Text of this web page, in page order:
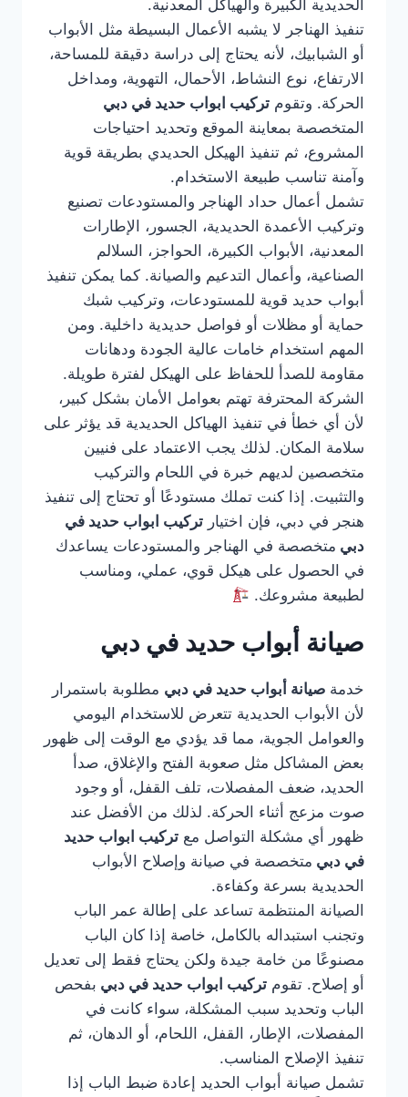
الحديدية الكبيرة والهياكل المعدنية.
تنفيذ الهناجر لا يشبه الأعمال البسيطة مثل الأبواب
أو الشبابيك، لأنه يحتاج إلى دراسة دقيقة للمساحة،
الارتفاع، نوع النشاط، الأحمال، التهوية، ومداخل
الحركة. وتقوم تركيب ابواب حديد في دبي
المتخصصة بمعاينة الموقع وتحديد احتياجات
المشروع، ثم تنفيذ الهيكل الحديدي بطريقة قوية
وآمنة تناسب طبيعة الاستخدام.
تشمل أعمال حداد الهناجر والمستودعات تصنيع
وتركيب الأعمدة الحديدية، الجسور، الإطارات
المعدنية، الأبواب الكبيرة، الحواجز، السلالم
الصناعية، وأعمال التدعيم والصيانة. كما يمكن تنفيذ
أبواب حديد قوية للمستودعات، وتركيب شبك
حماية أو مظلات أو فواصل حديدية داخلية. ومن
المهم استخدام خامات عالية الجودة ودهانات
مقاومة للصدأ للحفاظ على الهيكل لفترة طويلة.
الشركة المحترفة تهتم بعوامل الأمان بشكل كبير،
لأن أي خطأ في تنفيذ الهياكل الحديدية قد يؤثر على
سلامة المكان. لذلك يجب الاعتماد على فنيين
متخصصين لديهم خبرة في اللحام والتركيب
والتثبيت. إذا كنت تملك مستودعًا أو تحتاج إلى تنفيذ
هنجر في دبي، فإن اختيار تركيب ابواب حديد في
دبي متخصصة في الهناجر والمستودعات يساعدك
في الحصول على هيكل قوي، عملي، ومناسب
لطبيعة مشروعك.
صيانة أبواب حديد في دبي
خدمة صيانة أبواب حديد في دبي مطلوبة باستمرار
لأن الأبواب الحديدية تتعرض للاستخدام اليومي
والعوامل الجوية، مما قد يؤدي مع الوقت إلى ظهور
بعض المشاكل مثل صعوبة الفتح والإغلاق، صدأ
الحديد، ضعف المفصلات، تلف القفل، أو وجود
صوت مزعج أثناء الحركة. لذلك من الأفضل عند
ظهور أي مشكلة التواصل مع تركيب ابواب حديد
في دبي متخصصة في صيانة وإصلاح الأبواب
الحديدية بسرعة وكفاءة.
الصيانة المنتظمة تساعد على إطالة عمر الباب
وتجنب استبداله بالكامل، خاصة إذا كان الباب
مصنوعًا من خامة جيدة ولكن يحتاج فقط إلى تعديل
أو إصلاح. تقوم تركيب ابواب حديد في دبي بفحص
الباب وتحديد سبب المشكلة، سواء كانت في
المفصلات، الإطار، القفل، اللحام، أو الدهان، ثم
تنفيذ الإصلاح المناسب.
تشمل صيانة أبواب الحديد إعادة ضبط الباب إذا